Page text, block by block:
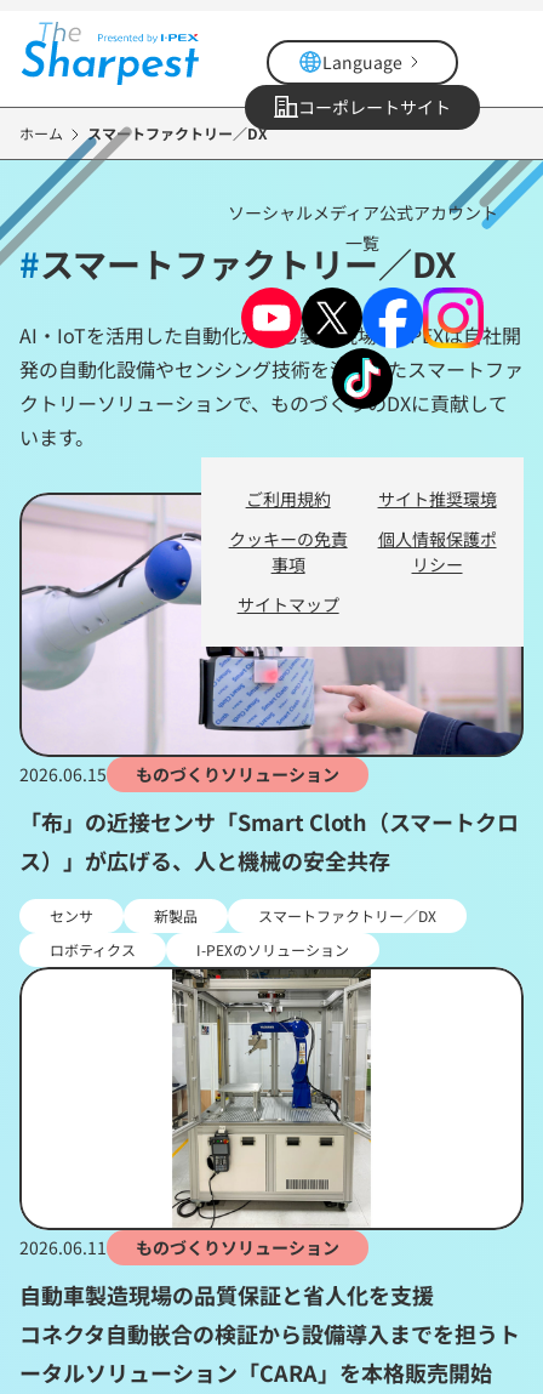
コ
テ
ツ
に
Language
コーポレートサイト
ソーシャルメディア公式アカウント
一覧
ご利用規約
サイト推奨環境
クッキーの免責
事項
個人情報保護ポ
リシー
サイトマップ
ホーム スマートファクトリー／DX
#スマートファクトリー／DX
AI・IoTを活用した自動化が進む製造現場。I-PEXは自社開
発の自動化設備やセンシング技術を活用したスマートファ
クトリーソリューションで、ものづくりのDXに貢献して
います。
2026.06.15 ものづくりソリューション
「布」の近接センサ「Smart Cloth（スマートクロ
ス）」が広げる、人と機械の安全共存
センサ 新製品
スマートファクトリー／DX
ロボティクス
I-PEXのソリューション
2026.06.11 ものづくりソリューション
自動車製造現場の品質保証と省人化を支援
コネクタ自動嵌合の検証から設備導入までを担うト
ータルソリューション「CARA」を本格販売開始